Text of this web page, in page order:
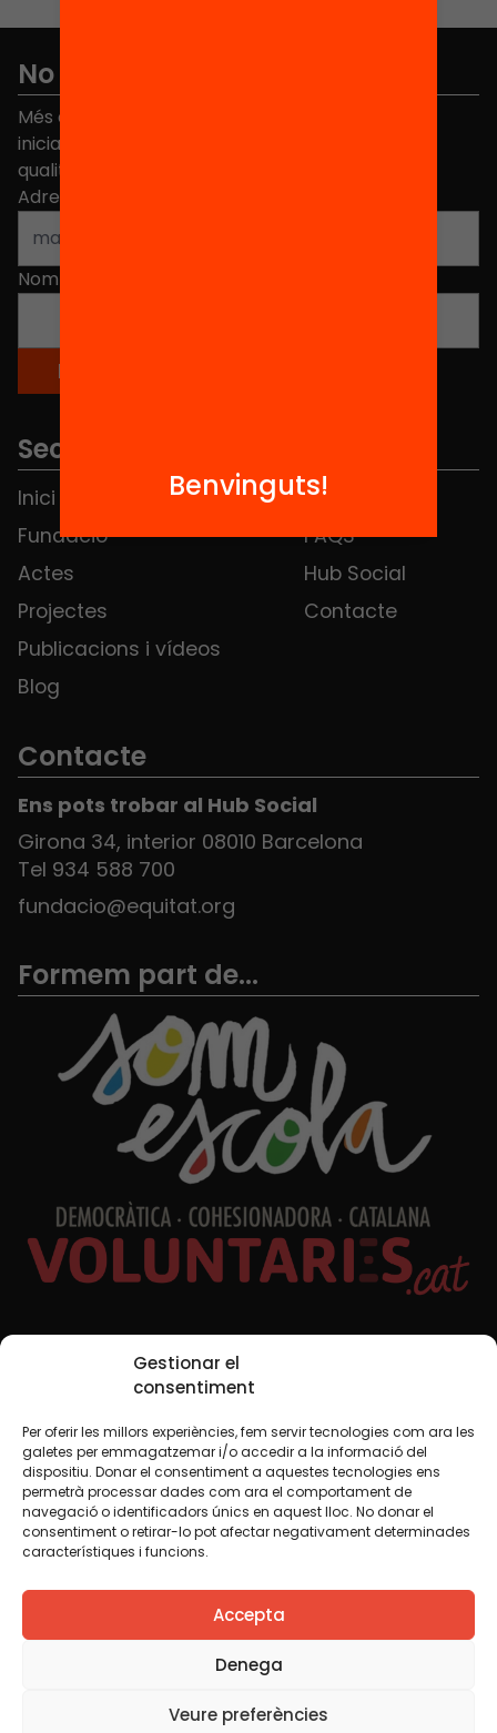
Gestionar el
consentiment
Per oferir les millors experiències, fem servir tecnologies com ara les
galetes per emmagatzemar i/o accedir a la informació del
dispositiu. Donar el consentiment a aquestes tecnologies ens
permetrà processar dades com ara el comportament de
navegació o identificadors únics en aquest lloc. No donar el
consentiment o retirar-lo pot afectar negativament determinades
característiques i funcions.
Accepta
Denega
Veure preferències
No et perdis res
Més de 40.000 persones ja han triat Equitat. Rep
iniciatives, propostes i projectes per millorar la
qualitat de l'educació a Catalunya.
Adreça electrònica
Nom
Seccions
Inici
Fundació
Actes
Projectes
Publicacions i vídeos
Blog
Notícies
FAQS
Hub Social
Contacte
Contacte
Ens pots trobar al Hub Social
Girona 34, interior 08010 Barcelona
Tel 934 588 700
fundacio@equitat.org
Formem part de...
Xarxes Socials
TWT YTB IG FB IN
Avís legalPolítica de cookies
Creiem que el coneixement s’ha de compartir. Per això
fem servir una llicència Creative Commons, llevat que en
algun material indiquem el contrari. Us animem a copiar,
redistribuir, remesclar o transformar i crear els continguts
comercial. Només us demanem que reconegueu
Benvinguts!